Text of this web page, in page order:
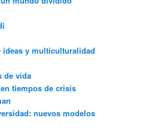
ideas y multiculturalidad
de vida
tiempos de crisis
nuevos modelos